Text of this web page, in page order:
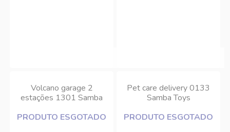
Volcano garage 2
estações 1301 Samba
PRODUTO ESGOTADO
Pet care delivery 0133
Samba Toys
PRODUTO ESGOTADO